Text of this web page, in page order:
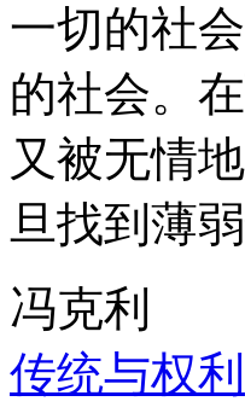
一切的社
的社会。
又被无情
旦找到薄
冯克利
传统与权利